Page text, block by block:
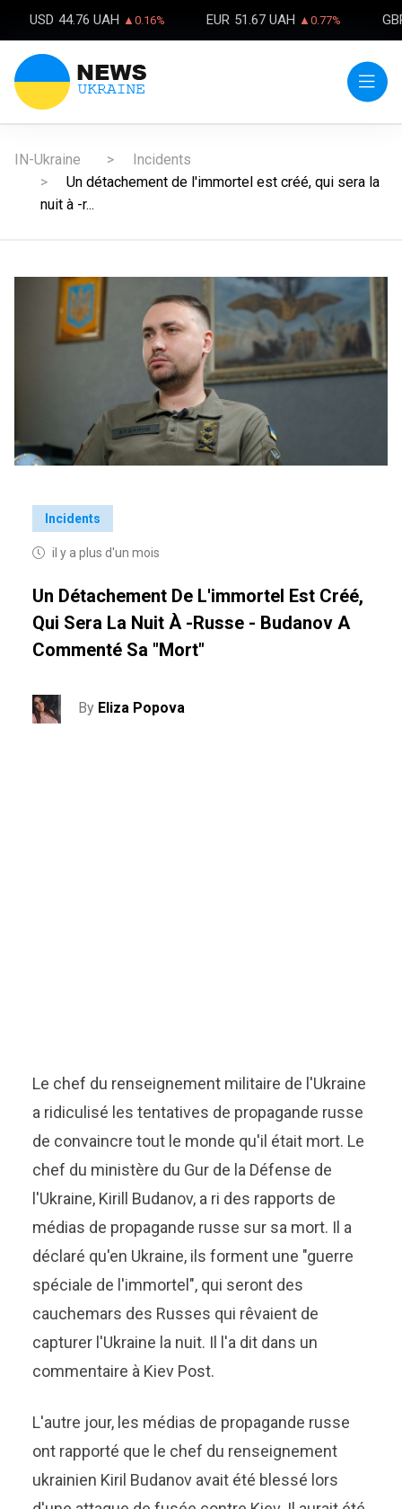
USD 44.76 UAH ▲0.16% EUR 51.67 UAH ▲0.77%
IN-Ukraine
Incidents
Un détachement de l'immortel est créé, qui sera la
nuit à -r...
Incidents
il y a plus d'un mois
Un Détachement De L'immortel Est Créé,
Qui Sera La Nuit À -russe - Budanov A
Commenté Sa "mort"
By Eliza Popova
Le chef du renseignement militaire de l'Ukraine
a ridiculisé les tentatives de propagande russe
de convaincre tout le monde qu'il était mort. Le
chef du ministère du Gur de la Défense de
l'Ukraine, Kirill Budanov, a ri des rapports de
médias de propagande russe sur sa mort. Il a
déclaré qu'en Ukraine, ils forment une "guerre
spéciale de l'immortel", qui seront des
cauchemars des Russes qui rêvaient de
capturer l'Ukraine la nuit. Il l'a dit dans un
commentaire à Kiev Post.
L'autre jour, les médias de propagande russe
ont rapporté que le chef du renseignement
ukrainien Kiril Budanov avait été blessé lors